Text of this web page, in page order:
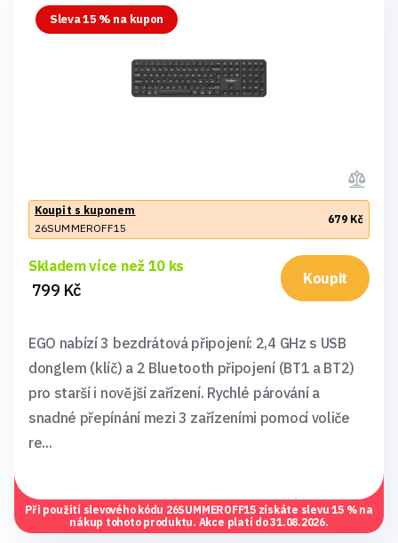
Sleva 15 % na kupon
Koupit s kuponem
26SUMMEROFF15
679 Kč
Skladem více než 10 ks
799 Kč
Koupit
EGO nabízí 3 bezdrátová připojení: 2,4 GHz s USB
donglem (klíč) a 2 Bluetooth připojení (BT1 a BT2)
pro starší i novější zařízení. Rychlé párování a
snadné přepínání mezi 3 zařízeními pomocí voliče
re...
Při použití slevového kódu 26SUMMEROFF15 získáte slevu 15 % na
nákup tohoto produktu. Akce platí do 31.08.2026.